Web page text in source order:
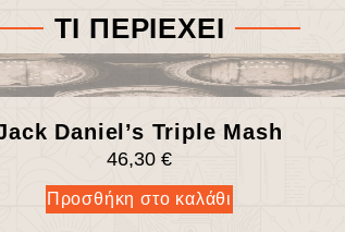
ΤΙ ΠΕΡΙΕΧΕΙ
Daniel’s Triple Mash
46,30 €
Προσθήκη στο καλάθι